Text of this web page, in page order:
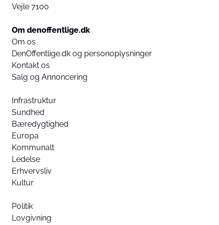
Vejle 7100
Om denoffentlige.dk
Om os
DenOffentlige.dk og personoplysninger
Kontakt os
Salg og Annoncering
Infrastruktur
Sundhed
Bæredygtighed
Europa
Kommunalt
Ledelse
Erhvervsliv
Kultur
Politik
Lovgivning